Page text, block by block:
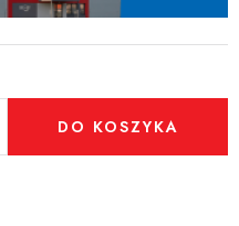
DO KOSZYKA